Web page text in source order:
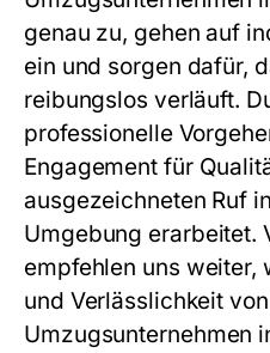
genau zu, gehen auf
ein und sorgen dafür,
reibungslos verläuft.
professionelle
Engagement für
ausgezeichneten Ruf
Umgebung erarbeitet.
empfehlen uns weiter,
und Verlässlichkeit
Umzugsunternehmen